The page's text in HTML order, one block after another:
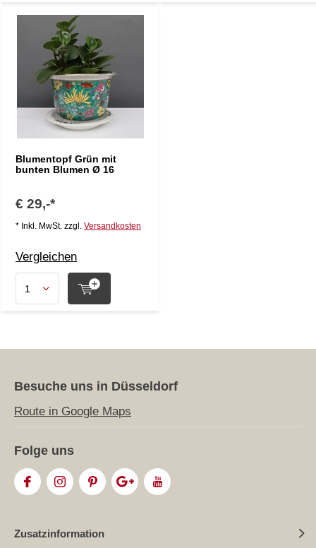
Blumentopf Grün mit
bunten Blumen Ø 16
€ 29,-*
* Inkl. MwSt. zzgl. Versandkosten
Vergleichen
Besuche uns in Düsseldorf
Route in Google Maps
Folge uns
Zusatzinformation